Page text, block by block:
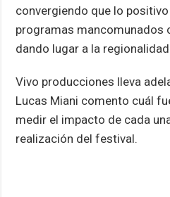
convergiendo que lo
programas mancomunados
dando lugar a la regionalidad
Vivo producciones lleva
Lucas Miani comento cuál
medir el impacto de cada
realización del festival.